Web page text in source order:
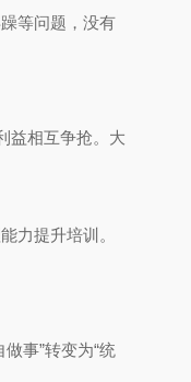
等问题，没有
益相互争抢。大
力提升培训。
事”转变为“统